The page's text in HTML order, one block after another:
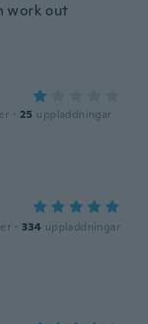
work out
· 25 uppladdningar
· 334 uppladdningar